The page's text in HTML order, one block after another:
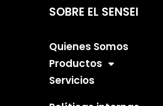
SOBRE EL SENSEI
Quienes Somos
Productos
Servicios